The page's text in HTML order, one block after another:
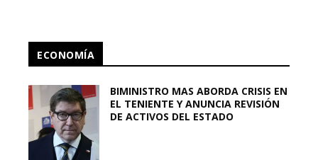
ECONOMÍA
BIMINISTRO MAS ABORDA CRISIS EN
EL TENIENTE Y ANUNCIA REVISIÓN
DE ACTIVOS DEL ESTADO